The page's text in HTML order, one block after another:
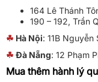
164 Lê Thánh
190 – 192, Trần
☘ Hà Nội: 11B Nguyễn
☘ Đà Nẵng: 12 Phạm
Mua thêm hành lý